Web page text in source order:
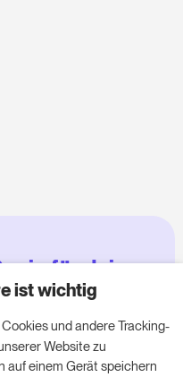
für deine
und steigere
Verpflichtung.
ist wichtig
und andere Tracking-
Website zu
auf einem Gerät speichern